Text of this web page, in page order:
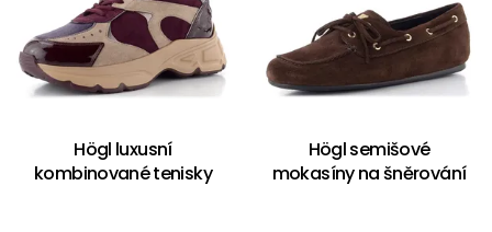
Högl luxusní
kombinované tenisky
Högl semišové
mokasíny na šněrování